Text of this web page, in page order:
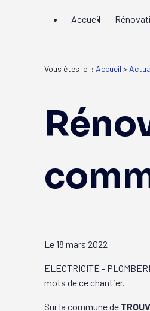
Accueil
Vous êtes ici : Accueil >
Le18 mars 2022
ELECTRICITÉ -
mots de ce chantier.
Sur la commune de